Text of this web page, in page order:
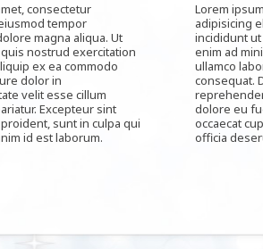
consectetur
tempor
magna aliqua. Ut
nostrud exercitation
ex ea commodo
dolor in
velit esse cillum
Excepteur sint
sunt in culpa qui
id est laborum.
Lorem
adipisicing
incididunt
enim ad
ullamco
consequat.
dolore eu
occaecat
officia